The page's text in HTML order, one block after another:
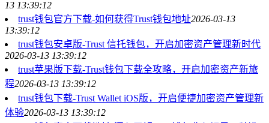
13 13:39:12
trust钱包官方下载-如何获得Trust钱包地址2026-03-13
13:39:12
trust钱包安卓版-Trust 信托钱包，开启加密资产管理新时代
2026-03-13 13:39:12
trust苹果版下载-Trust钱包下载全攻略，开启加密资产新旅
程2026-03-13 13:39:12
trust钱包下载-Trust Wallet iOS版，开启便捷加密资产管理新
体验2026-03-13 13:39:12